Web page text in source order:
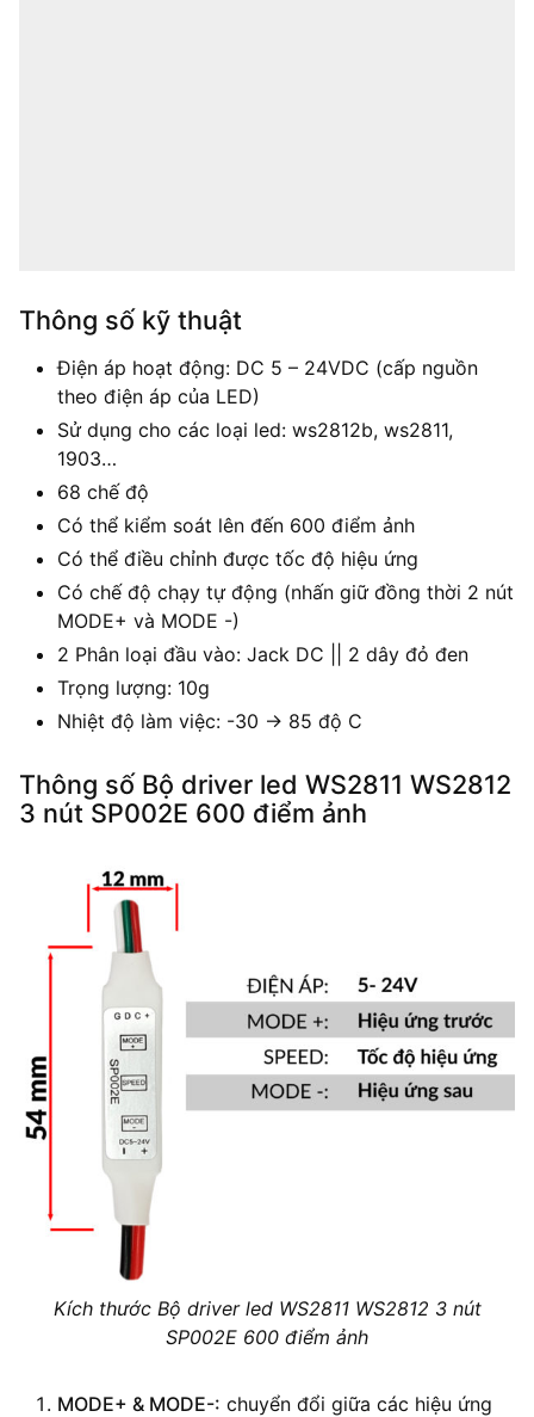
Thông số kỹ thuật
Điện áp hoạt động: DC 5 – 24VDC (cấp nguồn
theo điện áp của LED)
Sử dụng cho các loại led: ws2812b, ws2811,
1903…
68 chế độ
Có thể kiểm soát lên đến 600 điểm ảnh
Có thể điều chỉnh được tốc độ hiệu ứng
Có chế độ chạy tự động (nhấn giữ đồng thời 2 nút
MODE+ và MODE -)
2 Phân loại đầu vào: Jack DC || 2 dây đỏ đen
Trọng lượng: 10g
Nhiệt độ làm việc: -30 -> 85 độ C
Thông số Bộ driver led WS2811 WS2812
3 nút SP002E 600 điểm ảnh
Kích thước Bộ driver led WS2811 WS2812 3 nút
SP002E 600 điểm ảnh
MODE+ & MODE-: chuyển đổi giữa các hiệu ứng